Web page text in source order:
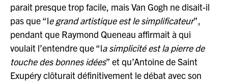
parait presque trop facile, mais Van Gogh ne disait-il
pas que “le grand artistique est le simplificateur”,
pendant que Raymond Queneau affirmait à qui
voulait l’entendre que “la simplicité est la pierre de
touche des bonnes idées” et qu’Antoine de Saint
Exupéry clôturait définitivement le débat avec son